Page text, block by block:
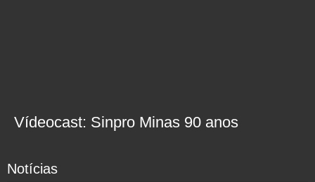
Vídeocast: Sinpro Minas 90 anos
Notícias